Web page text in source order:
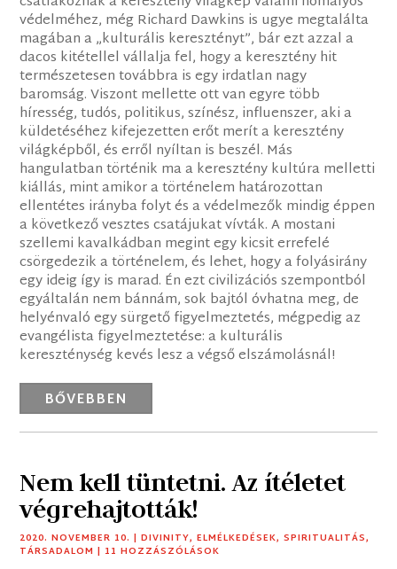
védelméhez, még Richard Dawkins is ugye megtalálta
magában a „kulturális keresztényt”, bár ezt azzal a
dacos kitétellel vállalja fel, hogy a keresztény hit
természetesen továbbra is egy irdatlan nagy
baromság. Viszont mellette ott van egyre több
híresség, tudós, politikus, színész, influenszer, aki a
küldetéséhez kifejezetten erőt merít a keresztény
világképből, és erről nyíltan is beszél. Más
hangulatban történik ma a keresztény kultúra melletti
kiállás, mint amikor a történelem határozottan
ellentétes irányba folyt és a védelmezők mindig éppen
a következő vesztes csatájukat vívták. A mostani
szellemi kavalkádban megint egy kicsit errefelé
csörgedezik a történelem, és lehet, hogy a folyásirány
egy ideig így is marad. Én ezt civilizációs szempontból
egyáltalán nem bánnám, sok bajtól óvhatna meg, de
helyénvaló egy sürgető figyelmeztetés, mégpedig az
evangélista figyelmeztetése: a kulturális
kereszténység kevés lesz a végső elszámolásnál!
BŐVEBBEN
Nem kell tüntetni. Az ítéletet
végrehajtották!
2020. NOVEMBER 10. |DIVINITY,ELMÉLKEDÉSEK,SPIRITUALITÁS,
TÁRSADALOM | 11 HOZZÁSZÓLÁSOK